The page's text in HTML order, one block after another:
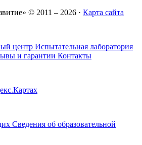
© 2011 – 2026 · Карта сайта
центр Испытательная лаборатория
и гарантии Контакты
Сведения об образовательной